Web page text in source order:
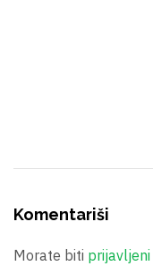
Komentariši
Morate biti prijavljeni